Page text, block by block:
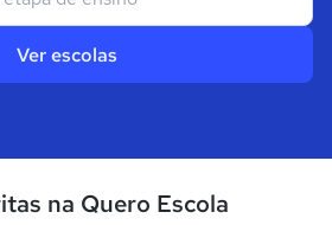
Ver escolas
na Quero Escola